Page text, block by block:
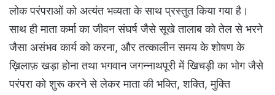
लोक परंपराओं को अत्यंत भव्यता के साथ प्रस्तुत किया गया है।
साथ ही माता कर्मा का जीवन संघर्ष जैसे सूखे तालाब को तेल से भरने
जैसा असंभव कार्य को करना, और तत्कालीन समय के शोषण के
ख़िलाफ़ खड़ा होना तथा भगवान जगन्नाथपूरी में खिचड़ी का भोग जैसे
परंपरा को शुरू करने से लेकर माता की भक्ति, शक्ति, मुक्ति